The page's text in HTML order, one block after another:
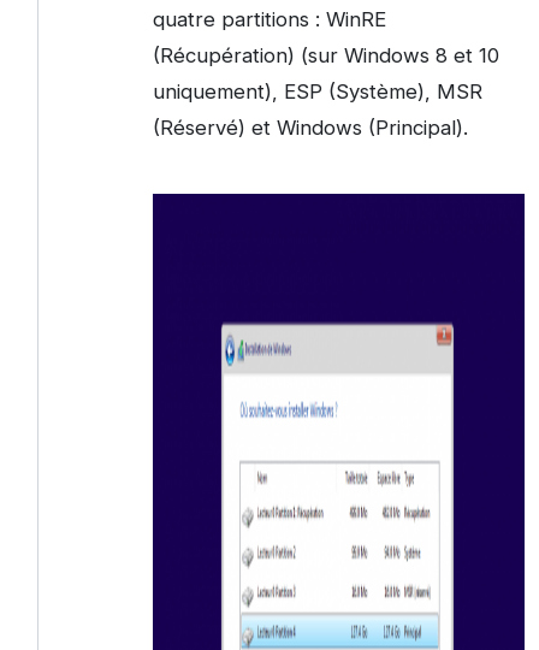
quatre partitions : WinRE
(Récupération) (sur Windows 8 et 10
uniquement), ESP (Système), MSR
(Réservé) et Windows (Principal).